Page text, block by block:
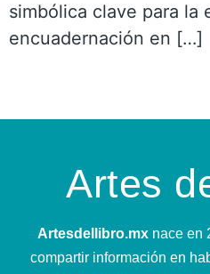
simbólica clave para la
encuadernación en […]
Artes
Artesdellibro.mxnace en
compartir información en